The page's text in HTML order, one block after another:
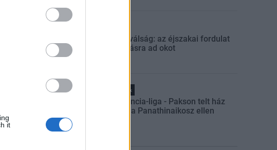
it
Energiaválság: az éjszakai fordulat
bizakodásra ad okot
Helyi hírek
Konferencia-liga - Pakson telt ház
várható a Panathinaikosz ellen